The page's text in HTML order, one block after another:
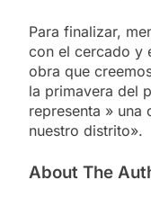
Para finalizar,
con el cercado y
obra que
la primavera del
representa » una
nuestro distrito».
About The